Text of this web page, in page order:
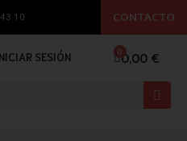
10 CONTACTO
SESIÓN 0,00 €